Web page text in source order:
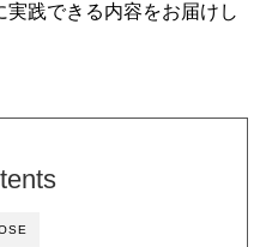
践できる内容をお届けし